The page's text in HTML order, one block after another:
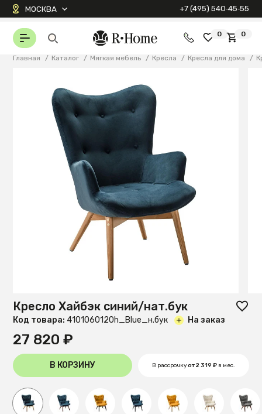
МОСКВА +7 (495) 540‑45‑55
0 0
Главная / Каталог / Мягкая мебель / Кресла / Кресла для дома /
Кресло Хайбэк синий/нат.бук
Код товара: 4101060120h_Blue_н.бук На заказ
27 820 ₽
В КОРЗИНУ В рассрочкуот 2 319 ₽в мес.